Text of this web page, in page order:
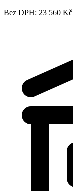
Bez DPH: 23 560 Kč